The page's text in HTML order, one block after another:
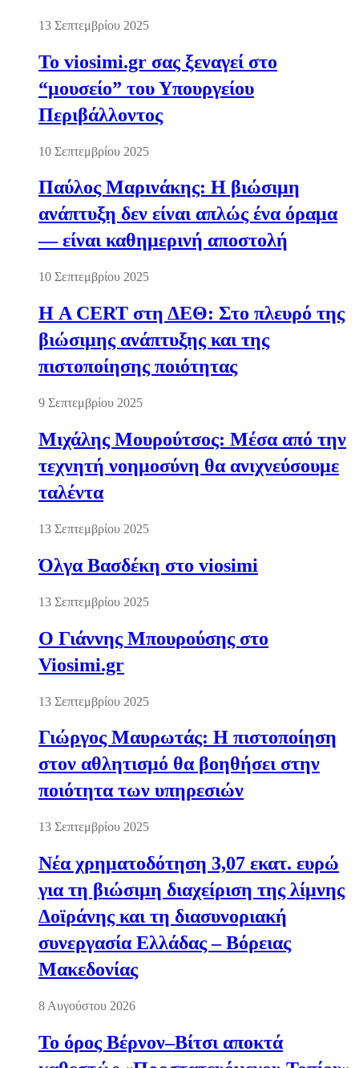
13 Σεπτεμβρίου 2025
Το viosimi.gr σας ξεναγεί στο
“μουσείο” του Υπουργείου
Περιβάλλοντος
10 Σεπτεμβρίου 2025
Παύλος Μαρινάκης: Η βιώσιμη
ανάπτυξη δεν είναι απλώς ένα όραμα
— είναι καθημερινή αποστολή
10 Σεπτεμβρίου 2025
Η A CERT στη ΔΕΘ: Στο πλευρό της
βιώσιμης ανάπτυξης και της
πιστοποίησης ποιότητας
9 Σεπτεμβρίου 2025
Μιχάλης Μουρούτσος: Μέσα από την
τεχνητή νοημοσύνη θα ανιχνεύσουμε
ταλέντα
13 Σεπτεμβρίου 2025
Όλγα Βασδέκη στο viosimi
13 Σεπτεμβρίου 2025
Ο Γιάννης Μπουρούσης στο
Viosimi.gr
13 Σεπτεμβρίου 2025
Γιώργος Μαυρωτάς: Η πιστοποίηση
στον αθλητισμό θα βοηθήσει στην
ποιότητα των υπηρεσιών
13 Σεπτεμβρίου 2025
Νέα χρηματοδότηση 3,07 εκατ. ευρώ
για τη βιώσιμη διαχείριση της λίμνης
Δοϊράνης και τη διασυνοριακή
συνεργασία Ελλάδας – Βόρειας
Μακεδονίας
8 Αυγούστου 2026
Το όρος Βέρνον–Βίτσι αποκτά